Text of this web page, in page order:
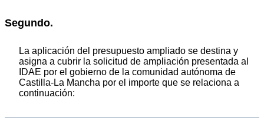
Segundo.
La aplicación del presupuesto ampliado se destina y
asigna a cubrir la solicitud de ampliación presentada al
IDAE por el gobierno de la comunidad autónoma de
Castilla-La Mancha por el importe que se relaciona a
continuación: